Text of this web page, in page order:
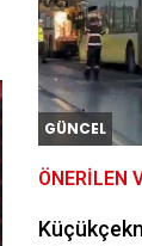
GÜNCEL
ÖNERILEN